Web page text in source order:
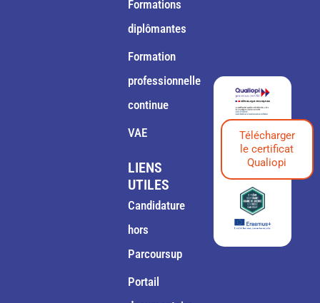
Formations
diplômantes
Formation
professionnelle
continue
VAE
LIENS
UTILES
Candidature
hors
Parcoursup
Portail
Télécharger
le certificat
Qualiopi